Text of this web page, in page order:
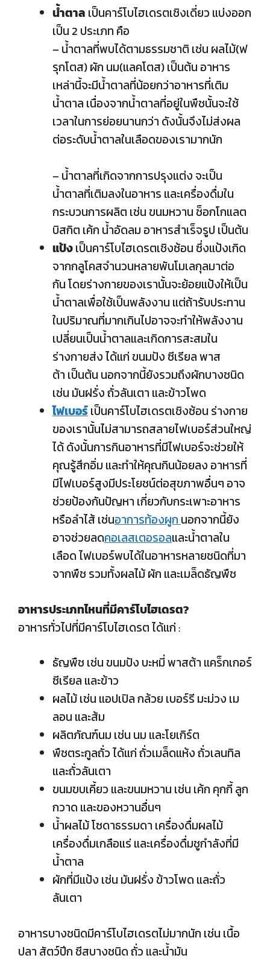
น้ำตาล เป็นคาร์โบไฮเดรตเชิงเดี่ยว แบ่งออก
เป็น 2 ประเภท คือ
– น้ำตาลที่พบได้ตามธรรมชาติ เช่น ผลไม้(ฟ
รุกโตส) ผัก นม(แลคโตส) เป็นต้น อาหาร
เหล่านี้จะมีน้ำตาลที่น้อยกว่าอาหารที่เติม
น้ำตาล เนื่องจากน้ำตาลที่อยู่ในพืชนั้นจะใช้
เวลาในการย่อยนานกว่า ดังนั้นจึงไม่ส่งผล
ต่อระดับน้ำตาลในเลือดของเรามากนัก
– น้ำตาลที่เกิดจากการปรุงแต่ง จะเป็น
น้ำตาลที่เติมลงในอาหาร และเครื่องดื่มใน
กระบวนการผลิต เช่น ขนมหวาน ช็อกโกแลต
บิสกิต เค้ก น้ำอัดลม อาหารสำเร็จรูป เป็นต้น
แป้งเป็นคาร์โบไฮเดรตเชิงซ้อน ซึ่งแป้งเกิด
จากกลูโคสจำนวนหลายพันโมเลกุลมาต่อ
กัน โดยร่างกายของเรานั้นจะย้อยแป้งให้เป็น
น้ำตาลเพื่อใช้เป็นพลังงาน แต่ถ้ารับประทาน
ในปริมาณที่มากเกินไปอาจจะทำให้พลังงาน
เปลี่ยนเป็นน้ำตาลและเกิดการสะสมใน
ร่างกายส่ง ได้แก่ ขนมปัง ซีเรียล พาส
ต้า เป็นต้น นอกจากนี้ยังรวมถึงผักบางชนิด
เช่น มันฝรั่ง ถั่วลันเตา และข้าวโพด
ไฟเบอร์เป็นคาร์โบไฮเดรตเชิงซ้อน ร่างกาย
ของเรานั้นไม่สามารถสลายไฟเบอร์ส่วนใหญ่
ได้ ดังนั้นการกินอาหารที่มีไฟเบอร์จะช่วยให้
คุณรู้สึกอิ่ม และทำให้คุณกินน้อยลง อาหารที่
มีไฟเบอร์สูงมีประโยชน์ต่อสุขภาพอื่นๆ อาจ
ช่วยป้องกันปัญหา เกี่ยวกับกระเพาะอาหาร
หรือลำไส้ เช่นอาการท้องผูกนอกจากนี้ยัง
อาจช่วยลดคอเลสเตอรอลและน้ำตาลใน
เลือด ไฟเบอร์พบได้ในอาหารหลายชนิดที่มา
จากพืช รวมทั้งผลไม้ ผัก และเมล็ดธัญพืช
อาหารประเภทไหนที่มีคาร์โบไฮเดรต?
อาหารทั่วไปที่มีคาร์โบไฮเดรต ได้แก่ :
ธัญพืช เช่น ขนมปัง บะหมี่ พาสต้า แคร็กเกอร์
ซีเรียล และข้าว
ผลไม้ เช่น แอปเปิล กล้วย เบอร์รี มะม่วง เม
ลอน และส้ม
ผลิตภัณฑ์นม เช่น นม และโยเกิร์ต
พืชตระกูลถั่ว ได้แก่ ถั่วเมล็ดแห้ง ถั่วเลนทิล
และถั่วลันเตา
ขนมขบเคี้ยว และขนมหวาน เช่น เค้ก คุกกี้ ลูก
กวาด และของหวานอื่นๆ
น้ำผลไม้ โซดาธรรมดา เครื่องดื่มผลไม้
เครื่องดื่มเกลือแร่ และเครื่องดื่มชูกำลังที่มี
น้ำตาล
ผักที่มีแป้ง เช่น มันฝรั่ง ข้าวโพด และถั่ว
ลันเตา
อาหารบางชนิดมีคาร์โบไฮเดรตไม่มากนัก เช่น เนื้อ
ปลา สัตว์ปีก ชีสบางชนิด ถั่ว และน้ำมัน